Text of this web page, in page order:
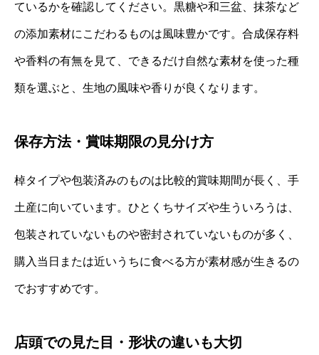
ているかを確認してください。黒糖や和三盆、抹茶など
の添加素材にこだわるものは風味豊かです。合成保存料
や香料の有無を見て、できるだけ自然な素材を使った種
類を選ぶと、生地の風味や香りが良くなります。
保存方法・賞味期限の見分け方
棹タイプや包装済みのものは比較的賞味期間が長く、手
土産に向いています。ひとくちサイズや生ういろうは、
包装されていないものや密封されていないものが多く、
購入当日または近いうちに食べる方が素材感が生きるの
でおすすめです。
店頭での見た目・形状の違いも大切